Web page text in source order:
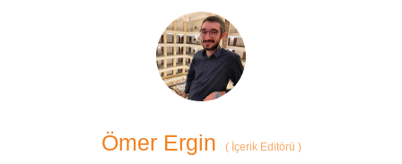
Ömer Ergin (İçerik Editörü )